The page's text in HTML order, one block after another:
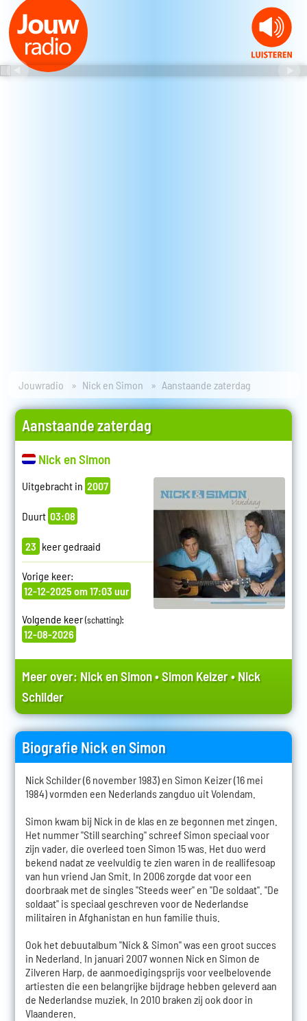
Jouwradio Nick en Simon Aanstaande zaterdag
Aanstaande zaterdag
Nick en Simon
Uitgebracht in 2007
Duurt 03:08
23 keer gedraaid
Vorige keer:
12-12-2025 om 17:03 uur
Volgende keer(schatting):
12-08-2026
Meer over: Nick en Simon•Simon Keizer•Nick
Schilder
Biografie Nick en Simon
Nick Schilder (6 november 1983) en Simon Keizer (16 mei
1984) vormden een Nederlands zangduo uit Volendam.
Simon kwam bij Nick in de klas en ze begonnen met zingen.
Het nummer "Still searching" schreef Simon speciaal voor
zijn vader, die overleed toen Simon 15 was. Het duo werd
bekend nadat ze veelvuldig te zien waren in de reallifesoap
van hun vriend Jan Smit. In 2006 zorgde dat voor een
doorbraak met de singles "Steeds weer" en "De soldaat". "De
soldaat" is speciaal geschreven voor de Nederlandse
militairen in Afghanistan en hun familie thuis.
Ook het debuutalbum "Nick & Simon" was een groot succes
in Nederland. In januari 2007 wonnen Nick en Simon de
Zilveren Harp, de aanmoedigingsprijs voor veelbelovende
artiesten die een belangrijke bijdrage hebben geleverd aan
de Nederlandse muziek. In 2010 braken zij ook door in
Vlaanderen.